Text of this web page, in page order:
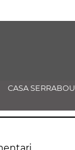
CASA SERRABOU